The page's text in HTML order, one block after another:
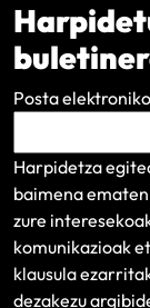
Posta
Harpidetza
baimena
zure
komunikazioak
klausula
dezakezu